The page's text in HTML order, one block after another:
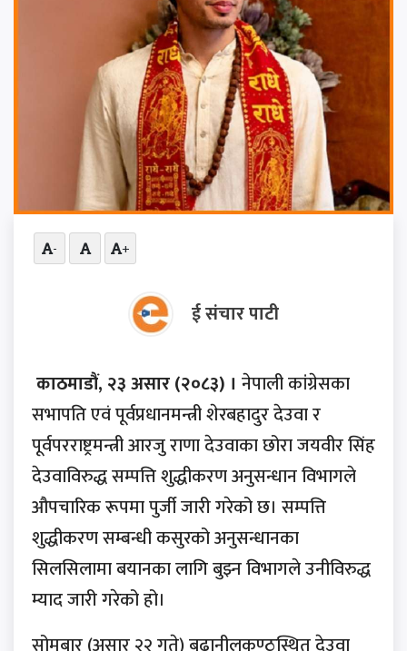
- +
ई संचार पाटी
काठमाडौं, २३ असार (२०८३) । नेपाली कांग्रेसका
सभापति एवं पूर्वप्रधानमन्त्री शेरबहादुर देउवा र
पूर्वपरराष्ट्रमन्त्री आरजु राणा देउवाका छोरा जयवीर सिंह
देउवाविरुद्ध सम्पत्ति शुद्धीकरण अनुसन्धान विभागले
औपचारिक रूपमा पुर्जी जारी गरेको छ। सम्पत्ति
शुद्धीकरण सम्बन्धी कसुरको अनुसन्धानका
सिलसिलामा बयानका लागि बुझ्न विभागले उनीविरुद्ध
म्याद जारी गरेको हो।